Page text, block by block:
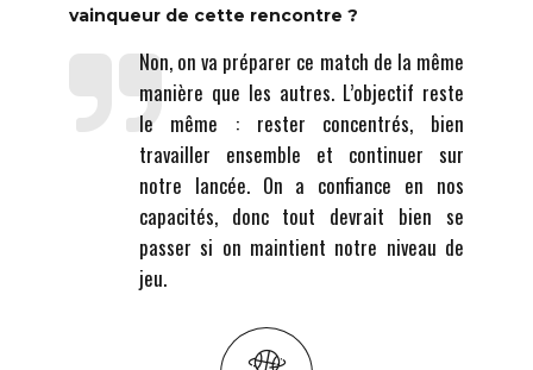
vainqueur de cette rencontre ?
Non, on va préparer ce match de la même
manière que les autres. L’objectif reste
le même : rester concentrés, bien
travailler ensemble et continuer sur
notre lancée. On a confiance en nos
capacités, donc tout devrait bien se
passer si on maintient notre niveau de
jeu.